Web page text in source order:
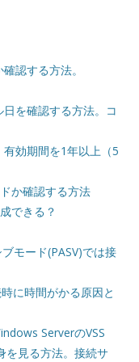
認する方法。
を確認する方法。コ
効期間を1年以上（5
か確認する方法
できる？
モード(PASV)では接
に時間がかる原因と
ServerのVSS
見る方法。接続サ